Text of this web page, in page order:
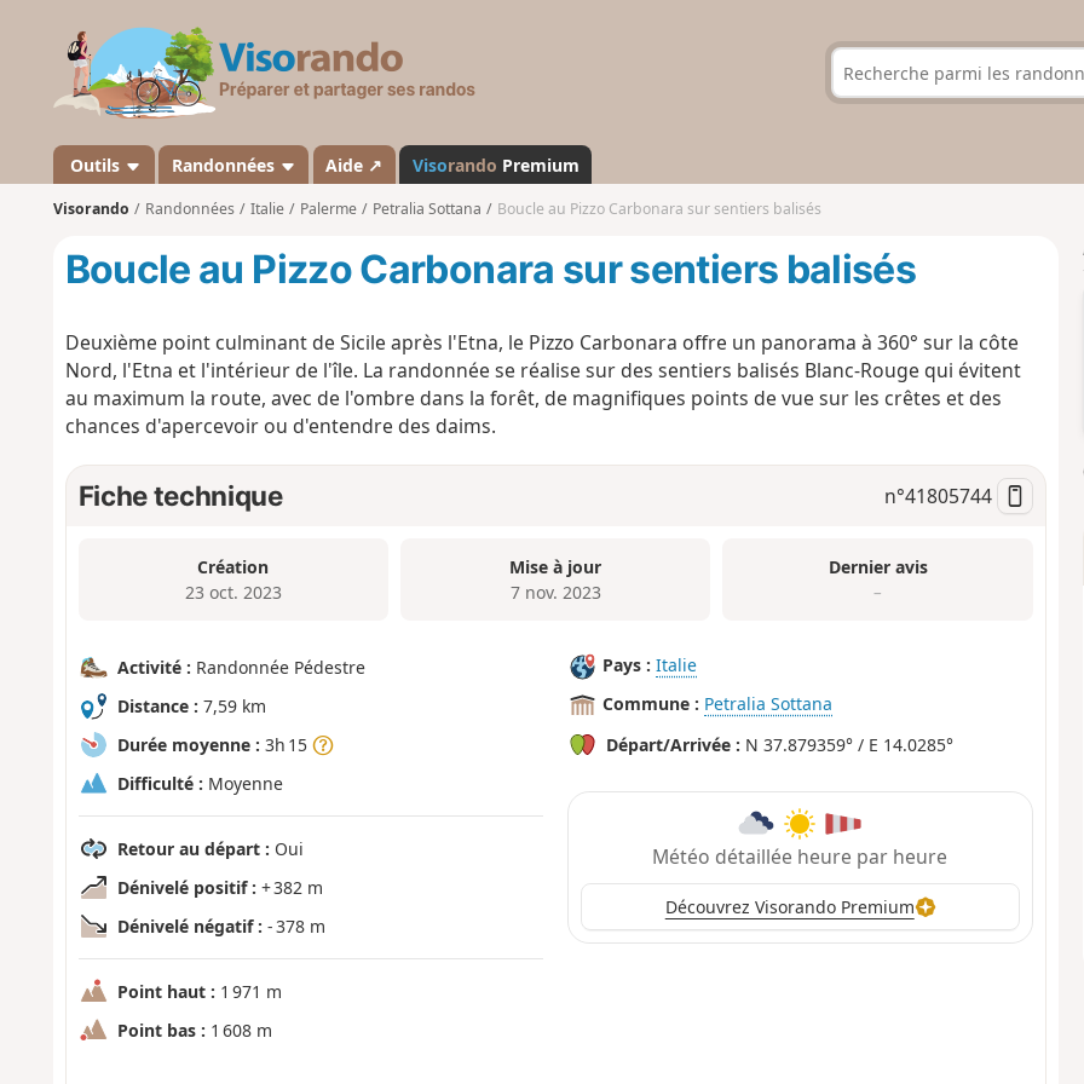
s
a
n
d
Outils Randonnées Aide ↗ Visorando Premium
Visorando Randonnées Italie Palerme Petralia Sottana Boucle au Pizzo Carbonara sur sentiers balisés
Boucle au Pizzo Carbonara sur sentiers balisés
Deuxième point culminant de Sicile après l'Etna, le Pizzo Carbonara offre un panorama à 360° sur la côte
Nord, l'Etna et l'intérieur de l'île. La randonnée se réalise sur des sentiers balisés Blanc-Rouge qui évitent
au maximum la route, avec de l'ombre dans la forêt, de magnifiques points de vue sur les crêtes et des
chances d'apercevoir ou d'entendre des daims.
Fiche technique n°41805744
Création
23 oct. 2023
Mise à jour
7 nov. 2023
Dernier avis
–
Activité : Randonnée Pédestre
Distance : 7,59 km
Durée moyenne : 3h 15
Difficulté : Moyenne
Retour au départ : Oui
Dénivelé positif : + 382 m
Dénivelé négatif : - 378 m
Point haut : 1 971 m
Point bas : 1 608 m
Pays : Italie
Commune : Petralia Sottana
Départ/Arrivée : N 37.879359° / E 14.0285°
Météo détaillée heure par heure
Découvrez Visorando Premium